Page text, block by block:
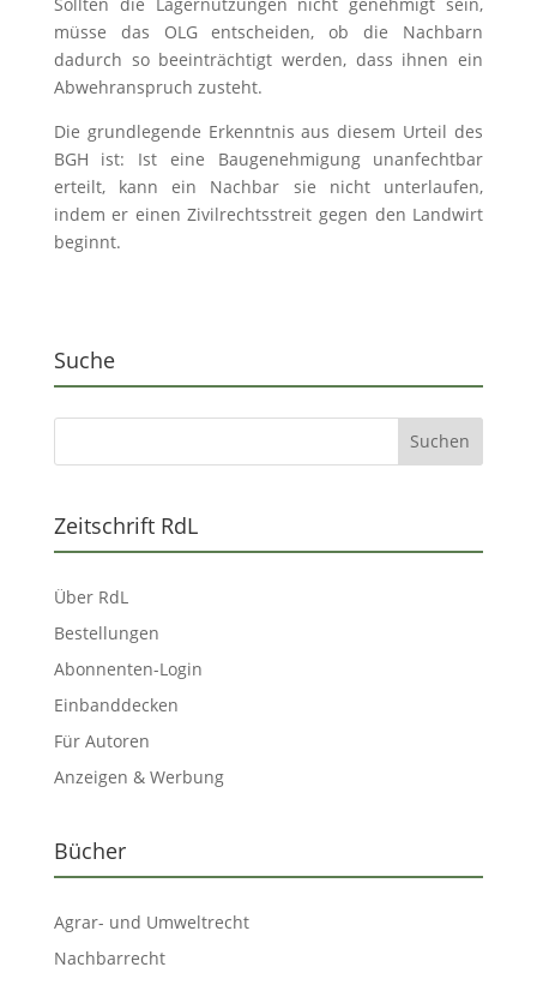
müsse das OLG entscheiden, ob die Nachbarn
dadurch so beeinträchtigt werden, dass ihnen ein
Abwehranspruch zusteht.
Die grundlegende Erkenntnis aus diesem Urteil des
BGH ist: Ist eine Baugenehmigung unanfechtbar
erteilt, kann ein Nachbar sie nicht unterlaufen,
indem er einen Zivilrechtsstreit gegen den Landwirt
beginnt.
Suche
Zeitschrift RdL
Über RdL
Bestellungen
Abonnenten-Login
Einbanddecken
Für Autoren
Anzeigen & Werbung
Bücher
Agrar- und Umweltrecht
Nachbarrecht